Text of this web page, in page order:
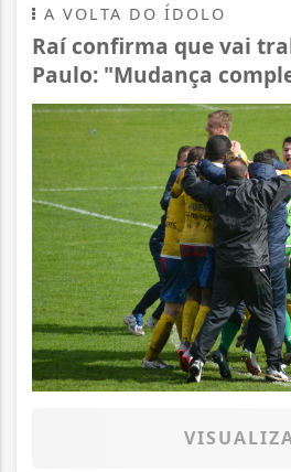
A VOLTA DO ÍDOLO
Raí confirma que vai
Paulo: "Mudança